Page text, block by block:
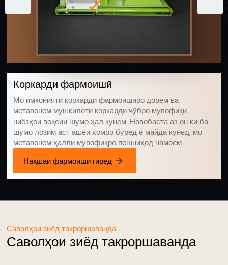
Коркарди фармоишӣ
Мо имконияти коркарди фармоиширо дорем ва
метавонем мушкилоти коркарди чӯбро мувофиқи
ниёзҳои воқеии шумо ҳал кунем. Новобаста аз он ки ба
шумо лозим аст ашёи хомро буред ё майда кунед, мо
метавонем ҳалли мувофиқро пешниҳод намоем.
Нақшаи фармоишӣ гиред
Саволҳои зиёд такроршаванда
Саволҳои зиёд такроршаванда